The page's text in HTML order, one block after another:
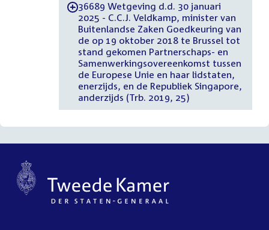
-36689 Wetgeving d.d. 30 januari
2025 - C.C.J. Veldkamp, minister van
Buitenlandse Zaken Goedkeuring van
de op 19 oktober 2018 te Brussel tot
stand gekomen Partnerschaps- en
Samenwerkingsovereenkomst tussen
de Europese Unie en haar lidstaten,
enerzijds, en de Republiek Singapore,
anderzijds (Trb. 2019, 25)